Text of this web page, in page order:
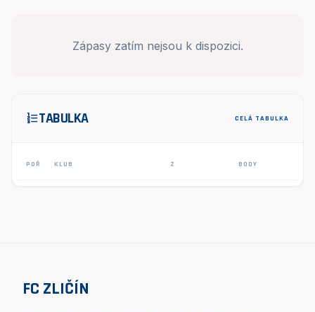
Zápasy zatím nejsou k dispozici.
format_list_numberedTABULKA CELÁ TABULKA
POŘ KLUB Z BODY
FC ZLIČÍN